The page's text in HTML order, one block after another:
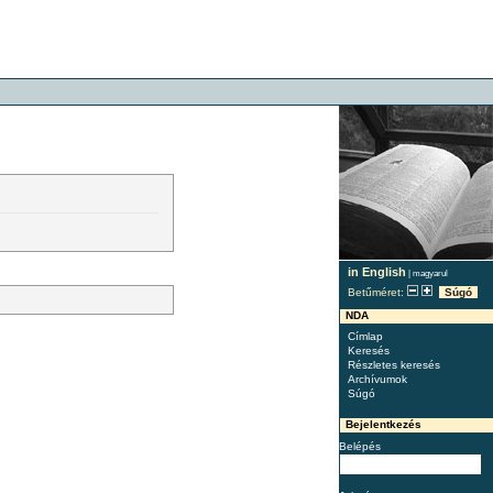
in English | magyarul
Betűméret:
Súgó
NDA
Címlap
Keresés
Részletes keresés
Archívumok
Súgó
Bejelentkezés
Belépés